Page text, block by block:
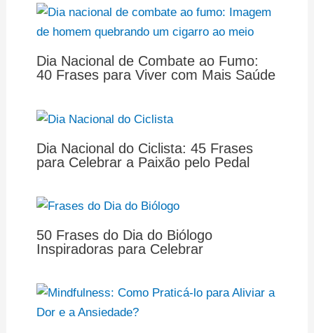
Dia Nacional de Combate ao Fumo:
40 Frases para Viver com Mais Saúde
Dia Nacional do Ciclista: 45 Frases
para Celebrar a Paixão pelo Pedal
50 Frases do Dia do Biólogo
Inspiradoras para Celebrar